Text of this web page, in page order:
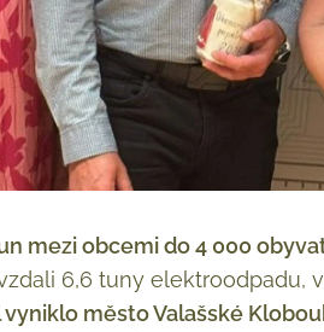
mezi obcemi do 4 000
6,6 tuny elektroodpadu,
město Valašské